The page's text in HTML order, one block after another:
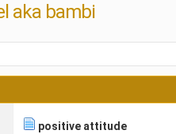
aka bambi
positive attitude